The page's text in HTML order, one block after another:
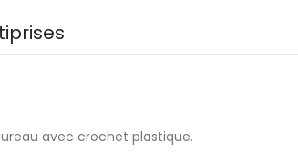
avec crochet plastique.